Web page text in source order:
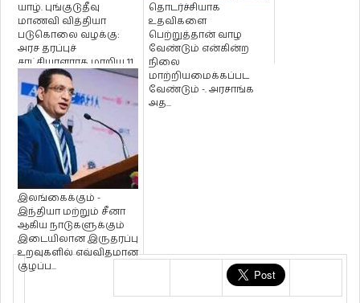
யாழ். புங்குடுதீவு
மாணவி வித்தியா
படுகொலை வழக்கு:
அரச தரப்புச்
சாட்சியாளராக மாறிய 11
ஆம் இலக்கச் சந்...
தொடர்ச்சியாக
உதவிகளை
பெற்றுத்தான் வாழ
வேண்டும் என்கின்ற
நிலை
மாற்றியமைக்கப்பட
வேண்டும் -. அரசாங்க
அத...
இலங்கைக்கும் -
இந்தியா மற்றும் சீனா
ஆகிய நாடுகளுக்கும்
இடையிலான இருதரப்பு
உறவுகளில் எவ்விதமான
குழப்ப...